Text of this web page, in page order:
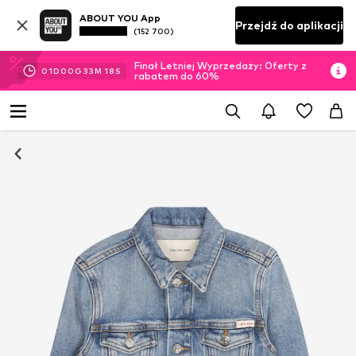
ABOUT YOU App
(152 700) Przejdź do aplikacji
01D 00 G 33M 18 S
Finał Letniej Wyprzedaży: Oferty z
rabatem do 60%